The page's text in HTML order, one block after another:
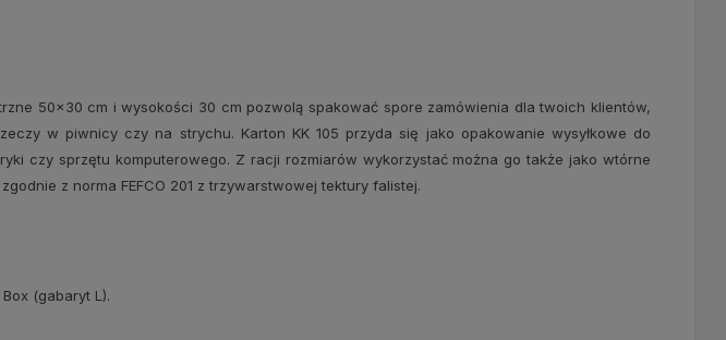
50x30 cm i wysokości 30 cm pozwolą spakować spore zamówienia dla twoich klientów,
w piwnicy czy na strychu. Karton KK 105 przyda się jako opakowanie wysyłkowe do
czy sprzętu komputerowego. Z racji rozmiarów wykorzystać można go także jako wtórne
z norma FEFCO 201 z trzywarstwowej tektury falistej.
(gabaryt L).